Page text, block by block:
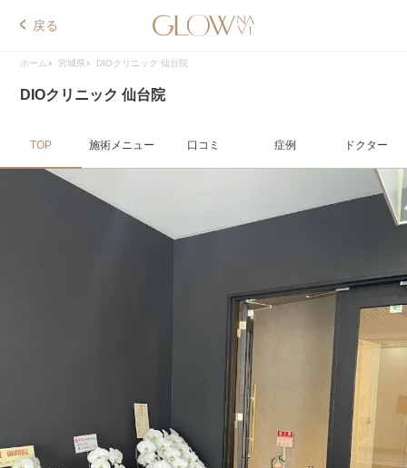
戻る
ホーム 宮城県 DIOクリニック 仙台院
DIOクリニック 仙台院
TOP 施術メニュー 口コミ 症例 ドクター